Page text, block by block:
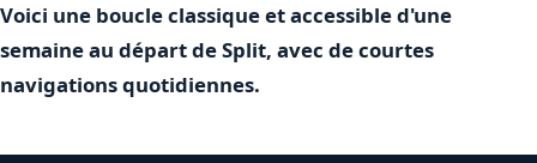
Voici une boucle classique et accessible d'une
semaine au départ de Split, avec de courtes
navigations quotidiennes.